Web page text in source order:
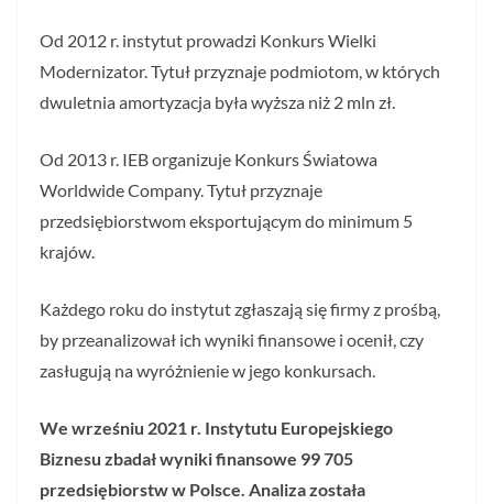
Od 2012 r. instytut prowadzi Konkurs Wielki
Modernizator. Tytuł przyznaje podmiotom, w których
dwuletnia amortyzacja była wyższa niż 2 mln zł.
Od 2013 r. IEB organizuje Konkurs Światowa
Worldwide Company. Tytuł przyznaje
przedsiębiorstwom eksportującym do minimum 5
krajów.
Każdego roku do instytut zgłaszają się firmy z prośbą,
by przeanalizował ich wyniki finansowe i ocenił, czy
zasługują na wyróżnienie w jego konkursach.
We wrześniu 2021 r. Instytutu Europejskiego
Biznesu zbadał wyniki finansowe 99 705
przedsiębiorstw w Polsce. Analiza została